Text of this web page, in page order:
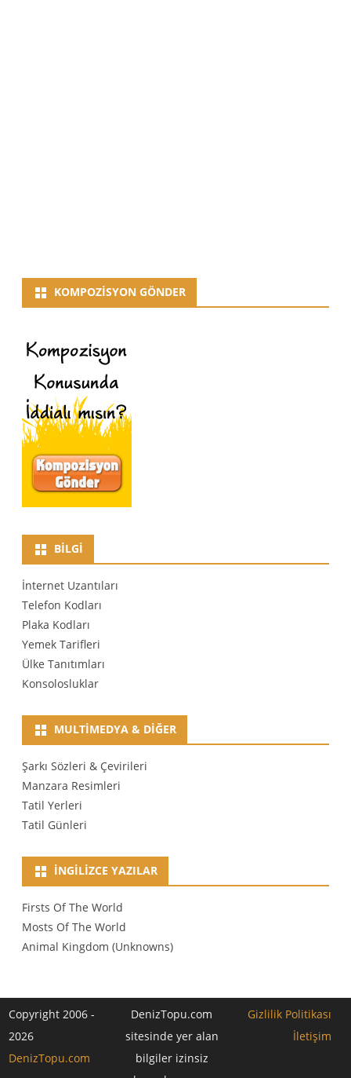
KOMPOZISYON GÖNDER
BILGI
İnternet Uzantıları
Telefon Kodları
Plaka Kodları
Yemek Tarifleri
Ülke Tanıtımları
Konsolosluklar
MULTIMEDYA & DIĞER
Şarkı Sözleri & Çevirileri
Manzara Resimleri
Tatil Yerleri
Tatil Günleri
İNGILIZCE YAZILAR
Firsts Of The World
Mosts Of The World
Animal Kingdom (Unknowns)
Copyright 2006 -
2026
DenizTopu.com
DenizTopu.com
sitesinde yer alan
bilgiler izinsiz
Gizlilik Politikası
İletişim